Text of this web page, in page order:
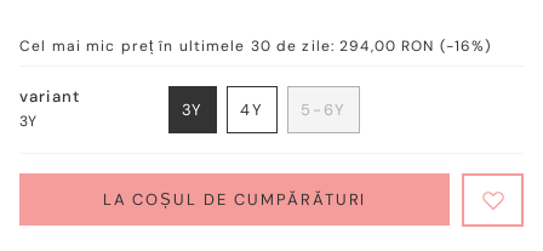
Cel mai mic preț în ultimele 30 de zile:294,00 RON (-16%)
variant
3Y
3Y
VARIANTE
ODER
NICHT
VERFÜGBAR
4Y
VARIANTE
ODER
NICHT
VERFÜGBAR
5-6Y
VARIANTE
ODER
NICHT
VERFÜGBAR
LA COȘUL DE CUMPĂRĂTURI